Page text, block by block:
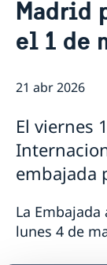
Personal en la
Reglamento
Solicitud de
Noticias
Noticias
Prioridades en
Madrid
el 1 de
21 abr 2026
El viernes
embajada
La
lunes 4 de